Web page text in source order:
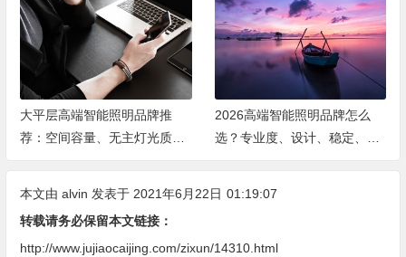
大平层高端智能照明品牌推
荐：空间容量、无主灯光质、
全屋定制、长期售后四个维度
2026高端智能照明品牌怎么
选？专业度、设计、稳定、服
务四大维度深度盘点
本文由 alvin 发表于 2021年6月22日 01:19:07
转载请务必保留本文链接：
http://www.jujiaocaijing.com/zixun/14310.html